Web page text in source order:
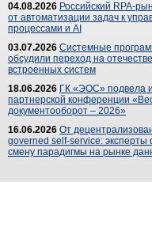
04.08.2026 Российский RPA-
от автоматизации задач к
процессами и AI
03.07.2026 Системные
обсудили переход на
встроенных систем
18.06.2026 ГК «ЭОС» подвела
партнерской конференции
документооборот – 2026»
16.06.2026 От
governed self-service: эксперты
смену парадигмы на рынке